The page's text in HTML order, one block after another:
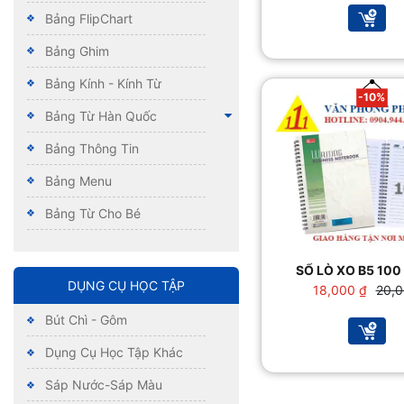
Bảng FlipChart
Bảng Ghim
Bảng Kính - Kính Từ
Bảng Từ Hàn Quốc
Bảng Thông Tin
Bảng Menu
Bảng Từ Cho Bé
DỤNG CỤ HỌC TẬP
Bút Chì - Gôm
Dụng Cụ Học Tập Khác
Sáp Nước-Sáp Màu
là:
tại
là:
-10%
SỔ LÒ XO B5 100
Giá
là:
18,000 ₫ Giá
tại
là: